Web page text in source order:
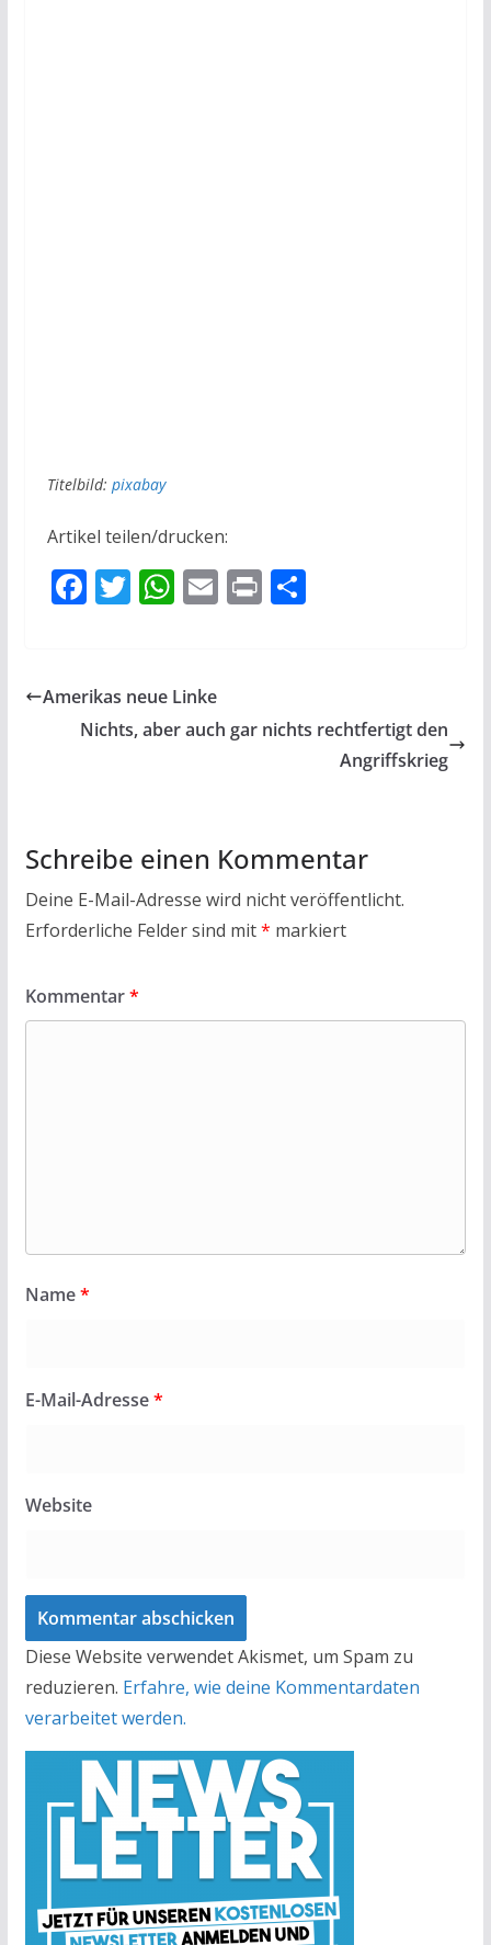
Titelbild: pixabay
Artikel teilen/drucken:
F
b
o
T
er
W
s
A
E PrT
Amerikas neue Linke
Nichts, aber auch gar nichts rechtfertigt den
Angriffskrieg
Schreibe einen Kommentar
Deine E-Mail-Adresse wird nicht veröffentlicht.
Erforderliche Felder sind mit* markiert
Kommentar*
Name*
E-Mail-Adresse*
Website
Diese Website verwendet Akismet, um Spam zu
reduzieren. Erfahre, wie deine Kommentardaten
verarbeitet werden.